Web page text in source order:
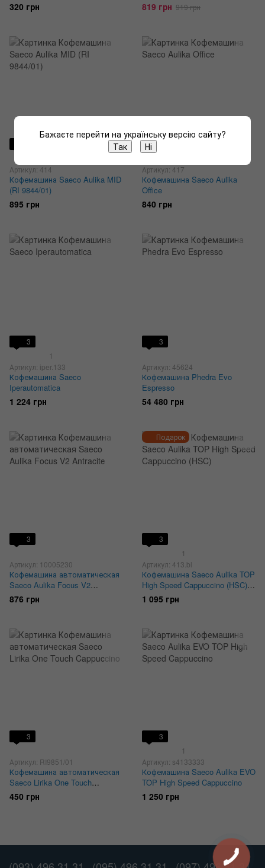
320 грн 819 грн 919 грн
Артикул: 414
Кофемашина Saeco Aulika MID
(RI 9844/01)
895 грн
Артикул: 417
Кофемашина Saeco Aulika
Office
840 грн
3
1
Артикул: iper.133
Кофемашина Saeco
Iperautomatica
1 224 грн
3
Артикул: 45624
Кофемашина Phedra Evo
Espresso
54 480 грн
3
Артикул: 10005230
Кофемашина автоматическая
Saeco Aulika Focus V2
Antracite
876 грн
Подарок
3
1
Артикул: 413.bl
Кофемашина Saeco Aulika TOP
High Speed Cappuccino (HSC)
Black
1 095 грн
3
Артикул: RI9851/01
Кофемашина автоматическая
Saeco Lirika One Touch
Cappuccino
450 грн
3
1
Артикул: s4133333
Кофемашина Saeco Aulika EVO
TOP High Speed Cappuccino
1 250 грн
Бажаєте перейти на українську версію сайту?
Так
Ні